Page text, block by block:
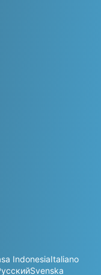
IndonesiaItaliano
Svenska